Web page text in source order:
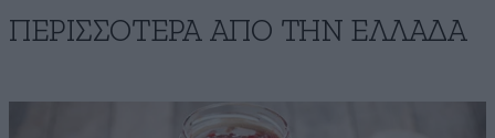
ΠΕΡΙΣΣΟΤΕΡΑ ΑΠΟ ΤΗΝ ΕΛΛΑΔΑ